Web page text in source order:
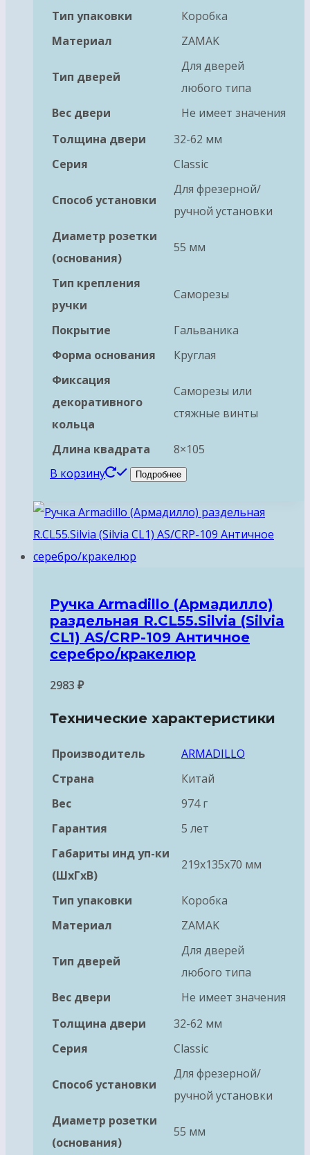
Тип упаковки
Коробка
Материал
ZAMAK
Тип дверей
Для дверей
любого типа
Вес двери
Не имеет значения
Толщина двери
32-62 мм
Серия
Classic
Способ установки
Для фрезерной/
ручной установки
Диаметр розетки
(основания)
55 мм
Тип крепления
ручки
Саморезы
Покрытие
Гальваника
Форма основания
Круглая
Фиксация
декоративного
кольца
Саморезы или
стяжные винты
Длина квадрата
8×105
В корзину
Подробнее
Ручка Armadillo (Армадилло)
раздельная R.CL55.Silvia (Silvia
CL1) AS/СRP-109 Античное
серебро/кракелюр
2983 ₽
Технические характеристики
Производитель
ARMADILLO
Страна
Китай
Вес
974 г
Гарантия
5 лет
Габариты инд уп-ки
(ШхГхВ)
219x135x70 мм
Тип упаковки
Коробка
Материал
ZAMAK
Тип дверей
Для дверей
любого типа
Вес двери
Не имеет значения
Толщина двери
32-62 мм
Серия
Classic
Способ установки
Для фрезерной/
ручной установки
Диаметр розетки
(основания)
55 мм